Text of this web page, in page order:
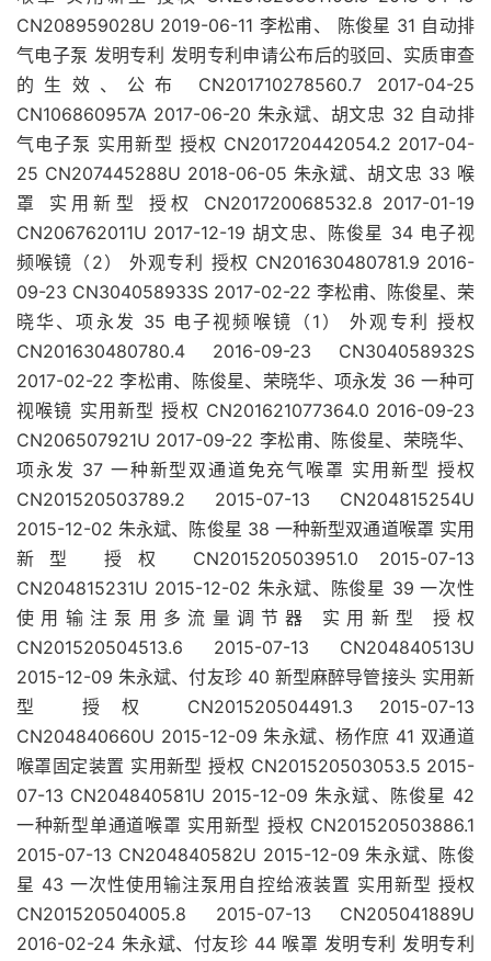
CN208959028U 2019-06-11 李松甫、 陈俊星 31 自动排
气电子泵 发明专利 发明专利申请公布后的驳回、实质审查
的生效、公布 CN201710278560.7 2017-04-25
CN106860957A 2017-06-20 朱永斌、胡文忠 32 自动排
气电子泵 实用新型 授权 CN201720442054.2 2017-04-
25 CN207445288U 2018-06-05 朱永斌、胡文忠 33 喉
罩 实用新型 授权 CN201720068532.8 2017-01-19
CN206762011U 2017-12-19 胡文忠、陈俊星 34 电子视
频喉镜（2） 外观专利 授权 CN201630480781.9 2016-
09-23 CN304058933S 2017-02-22 李松甫、陈俊星、荣
晓华、项永发 35 电子视频喉镜（1） 外观专利 授权
CN201630480780.4 2016-09-23 CN304058932S
2017-02-22 李松甫、陈俊星、荣晓华、项永发 36 一种可
视喉镜 实用新型 授权 CN201621077364.0 2016-09-23
CN206507921U 2017-09-22 李松甫、陈俊星、荣晓华、
项永发 37 一种新型双通道免充气喉罩 实用新型 授权
CN201520503789.2 2015-07-13 CN204815254U
2015-12-02 朱永斌、陈俊星 38 一种新型双通道喉罩 实用
新型 授权 CN201520503951.0 2015-07-13
CN204815231U 2015-12-02 朱永斌、陈俊星 39 一次性
使用输注泵用多流量调节器 实用新型 授权
CN201520504513.6 2015-07-13 CN204840513U
2015-12-09 朱永斌、付友珍 40 新型麻醉导管接头 实用新
型 授权 CN201520504491.3 2015-07-13
CN204840660U 2015-12-09 朱永斌、杨作庶 41 双通道
喉罩固定装置 实用新型 授权 CN201520503053.5 2015-
07-13 CN204840581U 2015-12-09 朱永斌、陈俊星 42
一种新型单通道喉罩 实用新型 授权 CN201520503886.1
2015-07-13 CN204840582U 2015-12-09 朱永斌、陈俊
星 43 一次性使用输注泵用自控给液装置 实用新型 授权
CN201520504005.8 2015-07-13 CN205041889U
2016-02-24 朱永斌、付友珍 44 喉罩 发明专利 发明专利